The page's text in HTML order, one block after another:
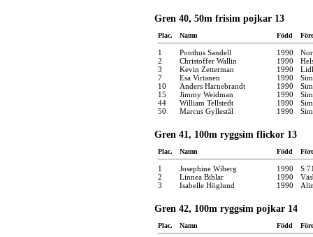
Gren 40, 50m frisim pojkar 13
Plac. Namn Född
1 Ponthus Sandell 1990
2
Christoffer Wallin 1990
3
Kevin Zetterman 1990
7
Esa Virtanen 1990
10
Anders Harnebrandt 1990
15
Jimmy Weidman 1990
44
William Tellstedt 1990
50
Marcus Gyllestål 1990
Gren 41, 100m ryggsim flickor 13
Plac. Namn Född
1 Josephine Wiberg 1990
S
2
Linnea Bihlar 1990
3
Isabelle Höglund 1990
Gren 42, 100m ryggsim pojkar 14
Plac. Namn Född